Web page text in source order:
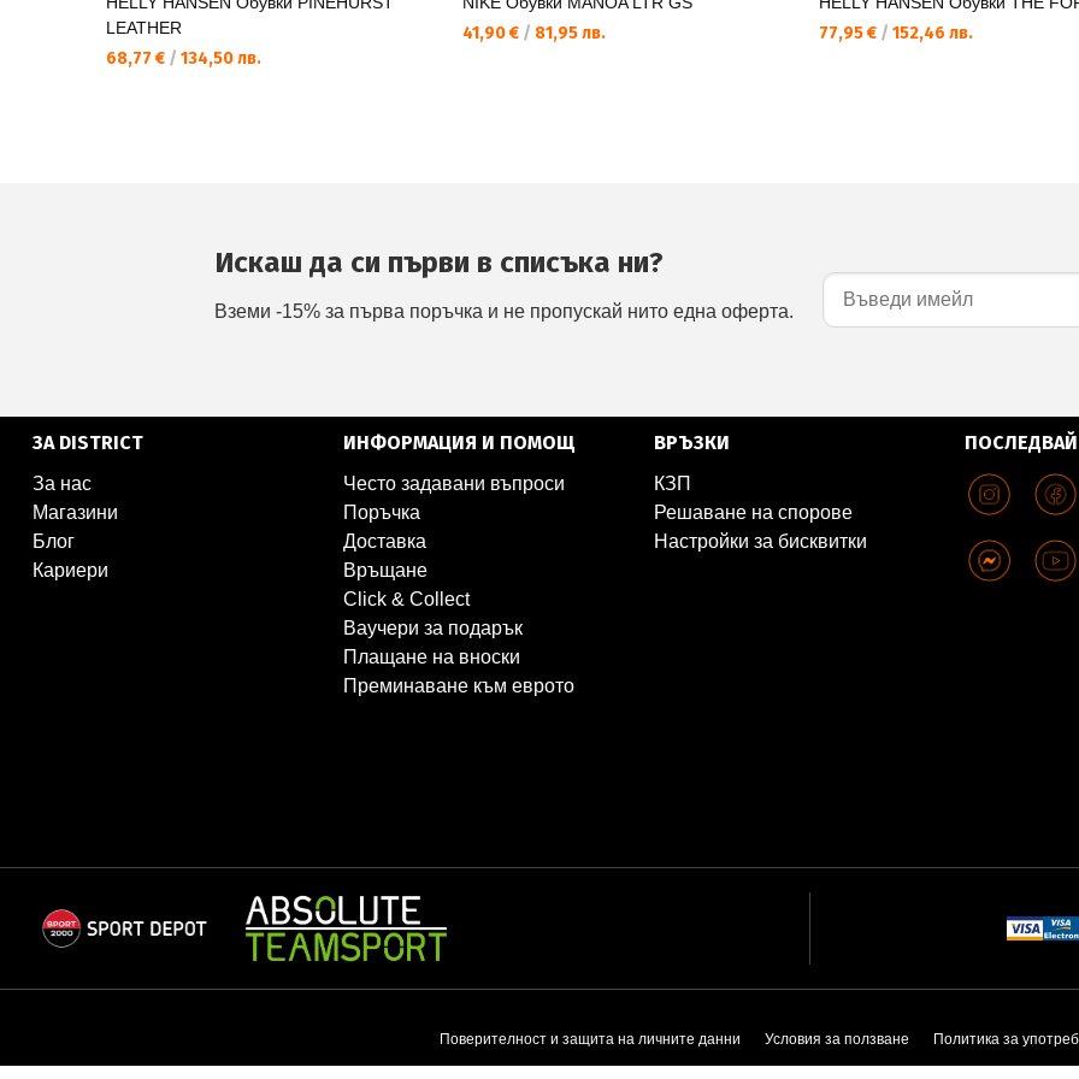
LEATHER
68,77 € / 134,50 лв.
41,90 € / 81,95 лв. 77,95 € / 152,46 лв.
Искаш да си първи в списъка ни?
Вземи -15% за първа поръчка и не пропускай нито една оферта.
ЗА DISTRICT
За нас
Магазини
Блог
Кариери
ИНФОРМАЦИЯ И ПОМОЩ
Често задавани въпроси
Поръчка
Доставка
Връщане
Click & Collect
Ваучери за подарък
Плащане на вноски
Преминаване към еврото
ВРЪЗКИ
КЗП
Решаване на спорове
Настройки за бисквитки
Поверителност и защита на личните данни Условия за ползване Политика за